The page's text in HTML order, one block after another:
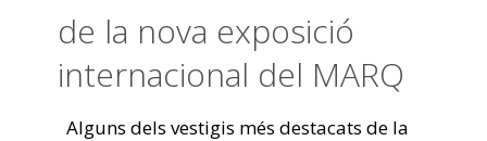
de la nova exposició
internacional del MARQ
Alguns dels vestigis més destacats de la